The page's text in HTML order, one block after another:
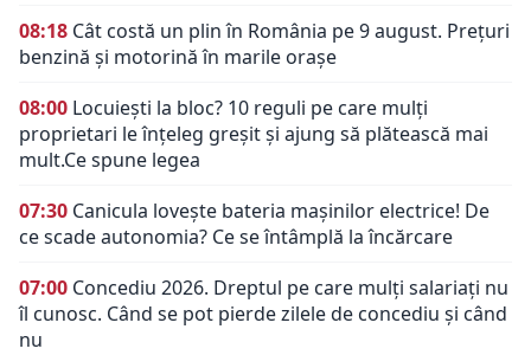
08:18 Cât costă un plin în România pe 9 august. Prețuri
benzină și motorină în marile orașe
08:00 Locuiești la bloc? 10 reguli pe care mulți
proprietari le înțeleg greșit și ajung să plătească mai
mult.Ce spune legea
07:30 Canicula lovește bateria mașinilor electrice! De
ce scade autonomia? Ce se întâmplă la încărcare
07:00 Concediu 2026. Dreptul pe care mulți salariați nu
îl cunosc. Când se pot pierde zilele de concediu și când
nu